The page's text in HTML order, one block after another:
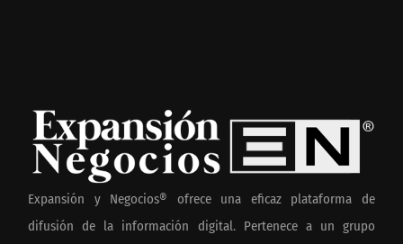
Expansión y Negocios® ofrece una eficaz plataforma de
difusión de la información digital. Pertenece a un grupo